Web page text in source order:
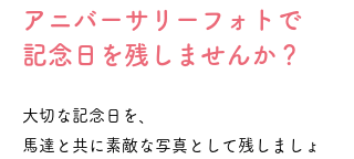
アニバーサリーフォトで
記念日を残しませんか？
大切な記念日を、
馬達と共に素敵な写真として残しましょ